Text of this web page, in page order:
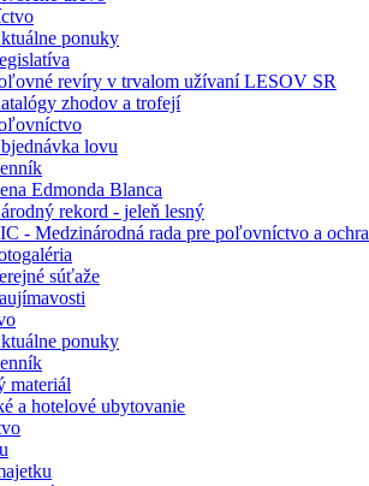
ponuky
revíry v trvalom užívaní LESOV SR
zhodov a trofejí
lovu
Edmonda Blanca
rekord - jeleň lesný
- Medzinárodná rada pre poľovníctvo a
súťaže
ponuky
materiál
a hotelové ubytovanie